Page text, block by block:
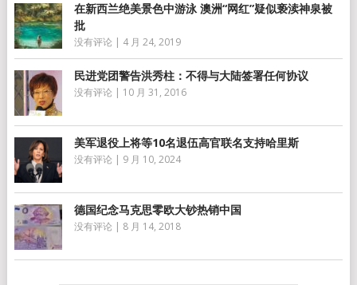
在新西兰绝美景色中游泳 澳洲“网红”疑似亵渎神泉被
批
没有评论 | 4 月 24, 2019
民进党团警告洪秀柱：不得与大陆签署任何协议
没有评论 | 10 月 31, 2016
美军退役上将等10名退伍高官联名支持哈里斯
没有评论 | 9 月 10, 2024
德国纪念马克思零欧大钞热销中国
没有评论 | 8 月 14, 2018